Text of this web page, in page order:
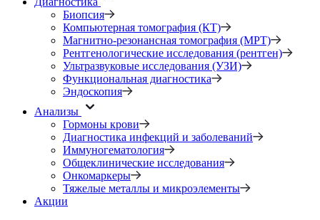
Биопсия
Компьютерная томография (КТ)
Магнитно-резонансная томография (МРТ)
Рентгенологические исследования (рентген)
Ультразвуковые исследования (УЗИ)
Функциональная диагностика
Эндоскопия
Анализы
Гормоны крови
Диагностика инфекций и заболеваний
Иммуногематология
Общеклинические исследования
Онкомаркеры
Тяжелые металлы и микроэлементы
Акции